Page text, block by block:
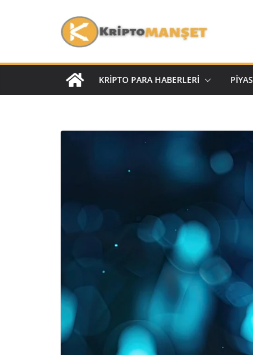
KRIPTO PARA HABERLERI